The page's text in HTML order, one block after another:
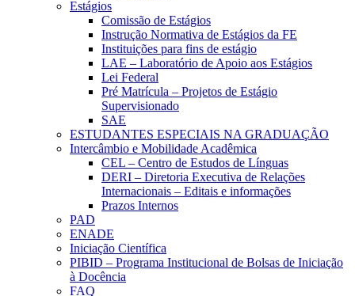
Estágios
Comissão de Estágios
Instrução Normativa de Estágios da FE
Instituições para fins de estágio
LAE – Laboratório de Apoio aos Estágios
Lei Federal
Pré Matrícula – Projetos de Estágio
Supervisionado
SAE
ESTUDANTES ESPECIAIS NA GRADUAÇÃO
Intercâmbio e Mobilidade Acadêmica
CEL – Centro de Estudos de Línguas
DERI – Diretoria Executiva de Relações
Internacionais – Editais e informações
Prazos Internos
PAD
ENADE
Iniciação Científica
PIBID – Programa Institucional de Bolsas de Iniciação
à Docência
FAQ